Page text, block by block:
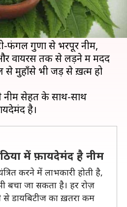
को बताने की ज़रूरत नहीं
कड़वी हो, लेकिन सेहत और त्वचा
किसी वरदान से कम नहीं है।
फंगल गुणों से भरपूर नीम,
और वायरस तक से लड़ने में मदद
से मुहाँसे भी जड़ से ख़त्म हो
सेहत के साथ-साथ
में फ़ायदेमंद है नीम
करने में लाभकारी होती है,
बचा जा सकता है। हर रोज़
से डायबिटीज का ख़तरा कम